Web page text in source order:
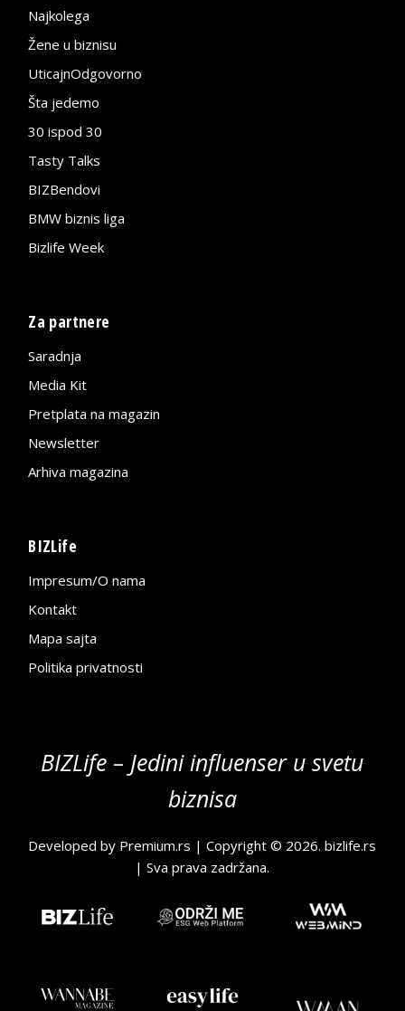
Najkolega
Žene u biznisu
UticajnOdgovorno
Šta jedemo
30 ispod 30
Tasty Talks
BIZBendovi
BMW biznis liga
Bizlife Week
Za partnere
Saradnja
Media Kit
Pretplata na magazin
Newsletter
Arhiva magazina
BIZLife
Impresum/O nama
Kontakt
Mapa sajta
Politika privatnosti
BIZLife – Jedini influenser u svetu
biznisa
Developed by Premium.rs | Copyright © 2026.bizlife.rs
| Sva prava zadržana.